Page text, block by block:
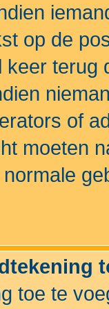
op de
keer terug
of
moeten
toe te